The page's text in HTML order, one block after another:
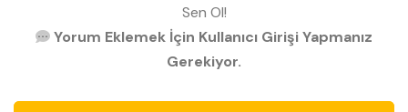
Sen Ol!
Yorum Eklemek İçin Kullanıcı Girişi Yapmanız
Gerekiyor.